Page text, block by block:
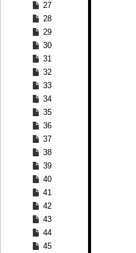
27
28
29
30
31
32
33
34
35
36
37
38
39
40
41
42
43
44
45